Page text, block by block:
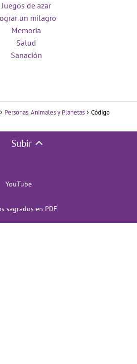
Juegos de azar
un milagro
Memoria
Salud
Sanación
Personas, Animales y Planetas
Código
Subir
YouTube
sagrados en PDF